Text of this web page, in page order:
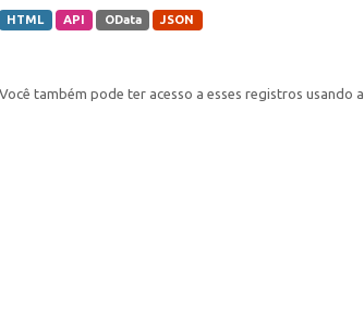
HTML API OData JSON
Você também pode ter acesso a esses registros usando a